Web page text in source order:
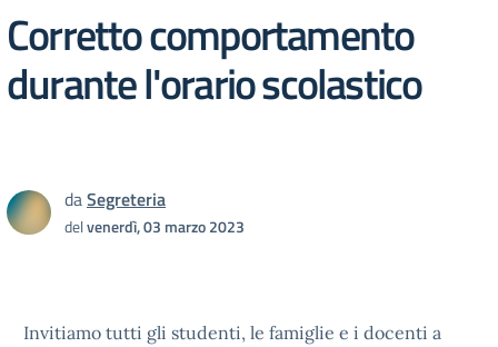
Corretto comportamento
durante l'orario scolastico
daSegreteria
delvenerdì, 03 marzo 2023
Invitiamo tutti gli studenti, le famiglie e i docenti a